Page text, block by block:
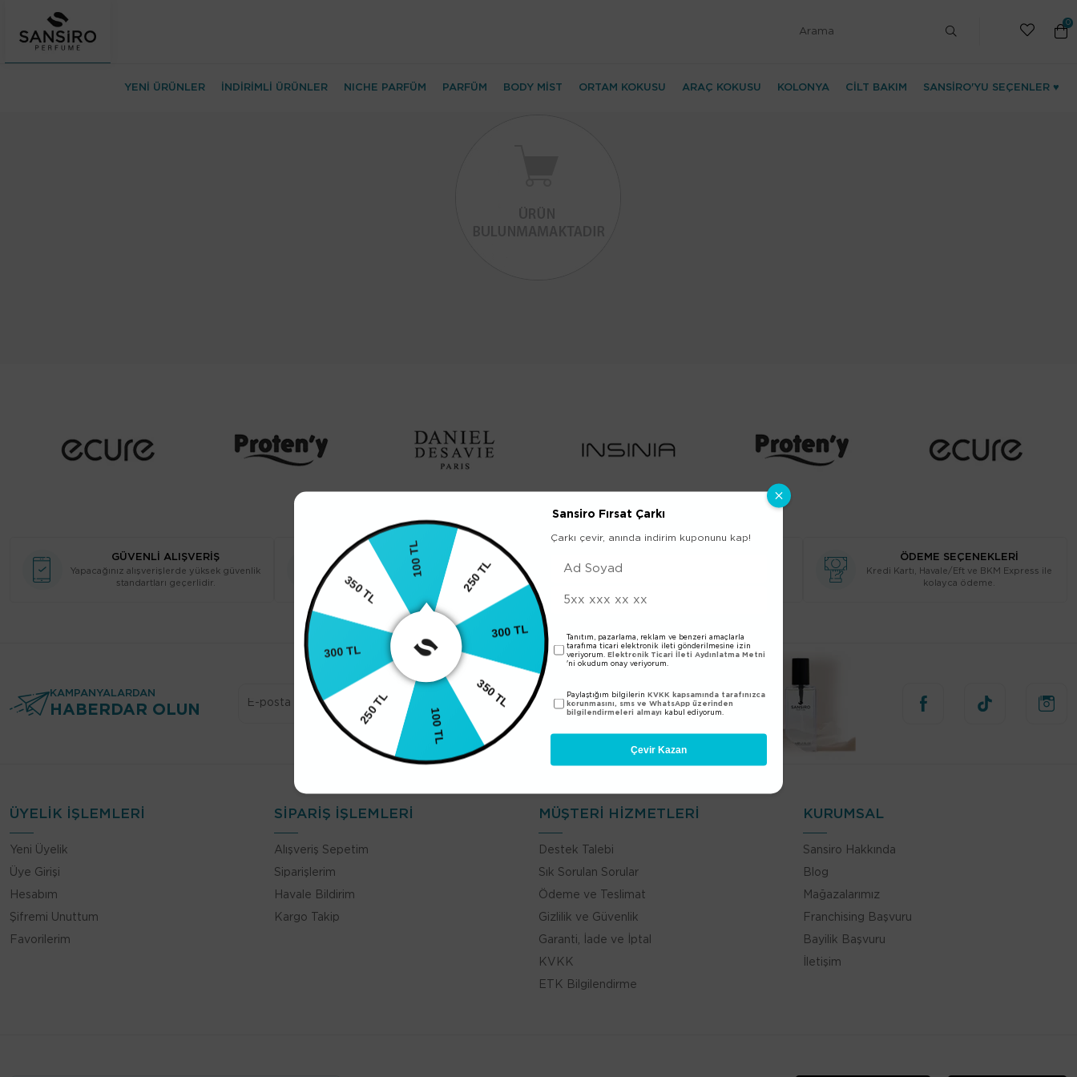
0
YENİ ÜRÜNLER İNDİRİMLİ ÜRÜNLER NICHE PARFÜM PARFÜM BODY MİST ORTAM KOKUSU ARAÇ KOKUSU KOLONYA CİLT BAKIM SANSİRO'YU SEÇENLER ♥
GÜVENLİ ALIŞVERİŞ
Yapacağınız alışverişlerde yüksek güvenlik
standartları geçerlidir.
ÜCRETSİZ KARGO
650 TL ve üzeri alışverişlerinizde kargo
bedava !
Sitemizden üye olmadan da kolayca
ÖDEME SEÇENEKLERİ
Kredi Kartı, Havale/Eft ve BKM Express ile
kolayca ödeme.
KAMPANYALARDAN
HABERDAR OLUN
ÜYELİK İŞLEMLERİ
Yeni Üyelik
Üye Girişi
Hesabım
Şifremi Unuttum
Favorilerim
SİPARİŞ İŞLEMLERİ
Alışveriş Sepetim
Siparişlerim
Havale Bildirim
Kargo Takip
MÜŞTERİ HİZMETLERİ
Destek Talebi
Sık Sorulan Sorular
Ödeme ve Teslimat
Gizlilik ve Güvenlik
Garanti, İade ve İptal
KVKK
ETK Bilgilendirme
KURUMSAL
Sansiro Hakkında
Blog
Mağazalarımız
Franchising Başvuru
Bayilik Başvuru
İletişim
100 TL 250 TL
300 TL
350 TL
100 TL
250 TL
300 TL
350 TL
Sansiro Fırsat Çarkı
Çarkı çevir, anında indirim kuponunu kap!
Tanıtım, pazarlama, reklam ve benzeri amaçlarla
tarafıma ticari elektronik ileti gönderilmesine izin
veriyorum. Elektronik Ticari İleti Aydınlatma Metni
'ni okudum onay veriyorum.
Paylaştığım bilgilerin KVKK kapsamında tarafınızca
korunmasını, sms ve WhatsApp üzerinden
bilgilendirmeleri almayı
kabul ediyorum.
Çevir Kazan